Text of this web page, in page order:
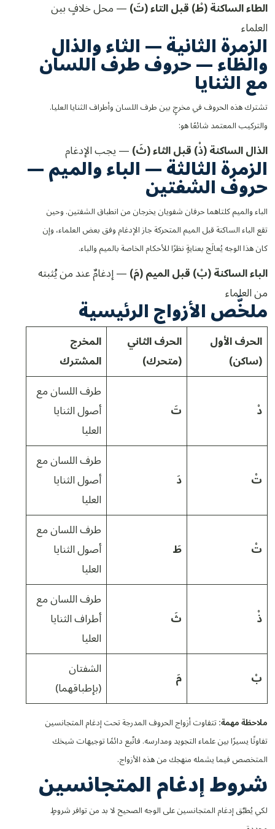
الطاء الساكنة (طْ) قبل التاء (تَ)— محل خلافٍ بين
العلماء
الزمرة الثانية — الثاء والذال
والظاء — حروف طرف اللسان
مع الثنايا
تشترك هذه الحروف في مخرجٍ بين طرف اللسان وأطراف الثنايا العليا.
والتركيب المعتمد شائعًا هو:
الذال الساكنة (ذْ) قبل الثاء (ثَ)— يجب الإدغام
الزمرة الثالثة — الباء والميم —
حروف الشفتين
الباء والميم كلتاهما حرفان شفويان يخرجان من انطباق الشفتين. وحين
تقع الباء الساكنة قبل الميم المتحركة جاز الإدغام وفق بعض العلماء، وإن
كان هذا الوجه يُعالَج بعنايةٍ نظرًا للأحكام الخاصة بالميم والباء.
الباء الساكنة (بْ) قبل الميم (مَ)— إدغامٌ عند من يُثبته
من العلماء
ملخَّص الأزواج الرئيسية
الحرف الأول
(ساكن)
الحرف الثاني
(متحرك)
المخرج
المشترك
دْ تَ
طرف اللسان مع
أصول الثنايا
العليا
تْ دَ
طرف اللسان مع
أصول الثنايا
العليا
تْ طَ
طرف اللسان مع
أصول الثنايا
العليا
ذْ ثَ
طرف اللسان مع
أطراف الثنايا
العليا
بْ
مَ
الشفتان
(بإطباقهما)
ملاحظة مهمة:تتفاوت أزواج الحروف المدرجة تحت إدغام المتجانسين
تفاوتًا يسيرًا بين علماء التجويد ومدارسه. فاتّبع دائمًا توجيهات شيخك
المتخصص فيما يشمله منهجك من هذه الأزواج.
شروط إدغام المتجانسين
لكي يُطبَّق إدغام المتجانسين على الوجه الصحيح لا بد من توافر شروطٍ